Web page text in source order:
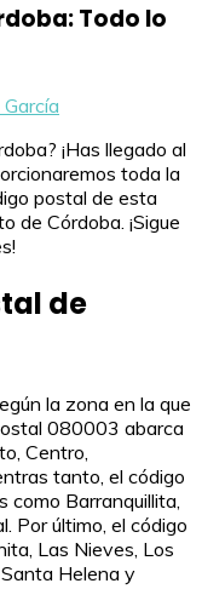
Todo lo
¡Has llegado al
toda la
postal de esta
de Córdoba. ¡Sigue
de
la zona en la que
080003 abarca
Centro,
tanto, el código
Barranquillita,
Por último, el código
Las Nieves, Los
Helena y